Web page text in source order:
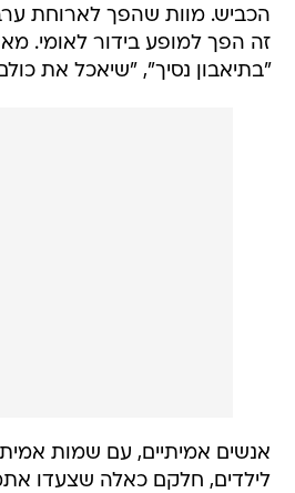
הכביש. מוות שהפך לארוחת
זה הפך למופע בידור לאומי.
"בתיאבון נסיך", "שיאכל את
אנשים אמיתיים, עם שמות
לילדים, חלקם כאלה שצעדו